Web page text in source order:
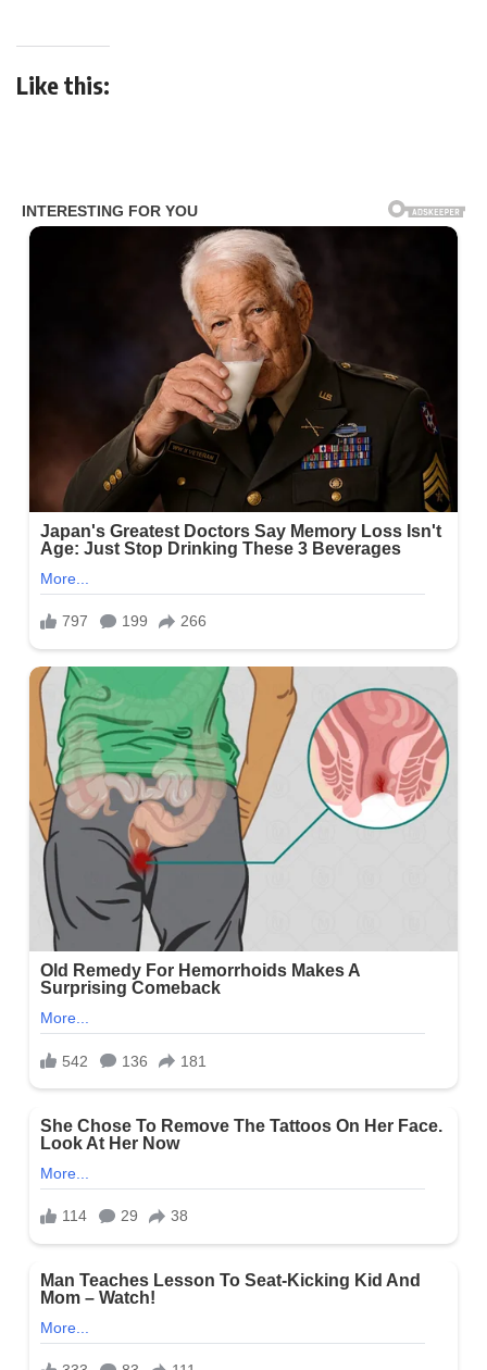
Like this: